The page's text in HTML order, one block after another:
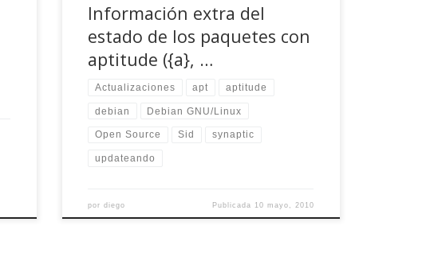
Información extra del
estado de los paquetes con
aptitude ({a}, …
Actualizaciones apt aptitude
debian Debian GNU/Linux
Open Source Sid synaptic
updateando
pordiego Publicada 10 mayo, 2010